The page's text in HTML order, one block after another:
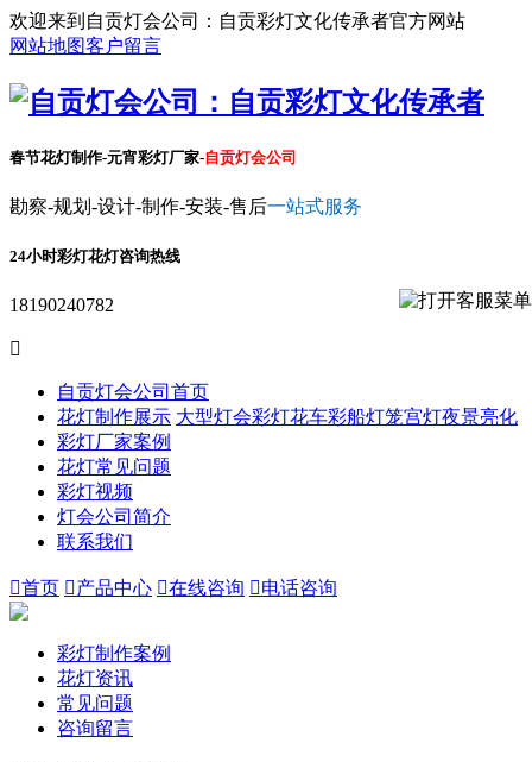
欢迎来到自贡灯会公司：自贡彩灯文化传承者官方网站
网站地图客户留言
春节花灯制作-元宵彩灯厂家-自贡灯会公司
勘察-规划-设计-制作-安装-售后一站式服务
24小时彩灯花灯咨询热线
18190240782

自贡灯会公司首页
花灯制作展示 大型灯会彩灯花车彩船灯笼宫灯夜景亮化
彩灯厂家案例
花灯常见问题
彩灯视频
灯会公司简介
联系我们
首页 产品中心 在线咨询 电话咨询
彩灯制作案例
花灯资讯
常见问题
咨询留言